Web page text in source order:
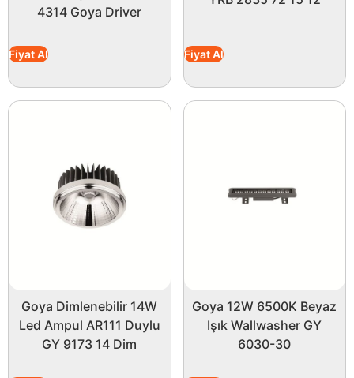
4314 Goya Driver
Fiyat Al Fiyat Al
Goya Dimlenebilir 14W
Led Ampul AR111 Duylu
GY 9173 14 Dim
Goya 12W 6500K Beyaz
Işık Wallwasher GY
6030-30